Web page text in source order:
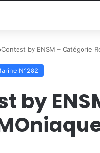
by ENSM – Catégorie
N°282
by